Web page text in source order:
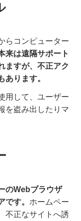
らコンピューター
来は遠隔サポート
ますが、不正アク
あります。
用して、ユーザー
を盗み出したりマ
のWebブラウザ
です。 ホームペー
不正なサイトへ誘